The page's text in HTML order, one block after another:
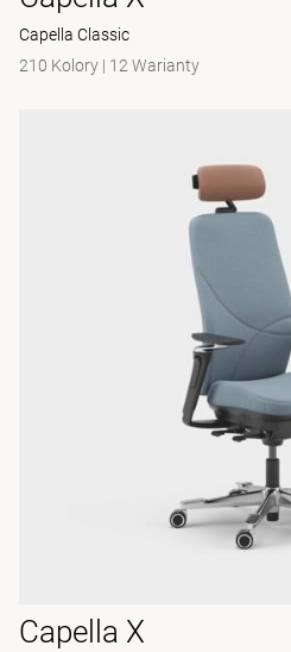
Capella Classic
210 Kolory | 12 Warianty
Capella X